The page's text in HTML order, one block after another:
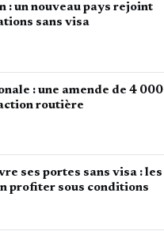
: un nouveau pays rejoint
sans visa
: une amende de 4 000
routière
ses portes sans visa : les
profiter sous conditions